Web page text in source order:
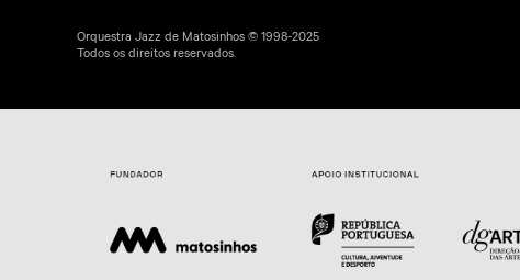
Orquestra Jazz de Matosinhos © 1998-2025
Todos os direitos reservados.